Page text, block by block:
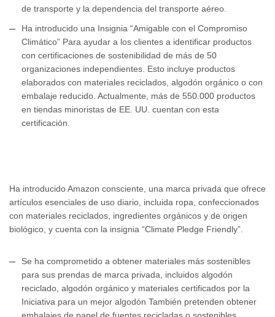
de transporte y la dependencia del transporte aéreo.
Ha introducido una Insignia “Amigable con el Compromiso
Climático” Para ayudar a los clientes a identificar productos
con certificaciones de sostenibilidad de más de 50
organizaciones independientes. Esto incluye productos
elaborados con materiales reciclados, algodón orgánico o con
embalaje reducido. Actualmente, más de 550.000 productos
en tiendas minoristas de EE. UU. cuentan con esta
certificación.
Ha introducido Amazon consciente, una marca privada que ofrece
artículos esenciales de uso diario, incluida ropa, confeccionados
con materiales reciclados, ingredientes orgánicos y de origen
biológico, y cuenta con la insignia “Climate Pledge Friendly”.
Se ha comprometido a obtener materiales más sostenibles
para sus prendas de marca privada, incluidos algodón
reciclado, algodón orgánico y materiales certificados por la
Iniciativa para un mejor algodón También pretenden obtener